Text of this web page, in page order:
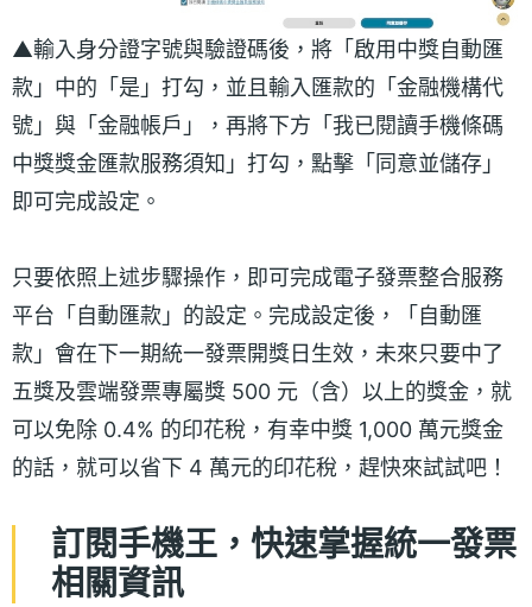
▲輸入身分證字號與驗證碼後，將「啟用中獎自動匯
款」中的「是」打勾，並且輸入匯款的「金融機構代
號」與「金融帳戶」，再將下方「我已閱讀手機條碼
中獎獎金匯款服務須知」打勾，點擊「同意並儲存」
即可完成設定。
只要依照上述步驟操作，即可完成電子發票整合服務
平台「自動匯款」的設定。完成設定後，「自動匯
款」會在下一期統一發票開獎日生效，未來只要中了
五獎及雲端發票專屬獎 500 元（含）以上的獎金，就
可以免除 0.4% 的印花稅，有幸中獎 1,000 萬元獎金
的話，就可以省下 4 萬元的印花稅，趕快來試試吧！
訂閱手機王，快速掌握統一發票
相關資訊